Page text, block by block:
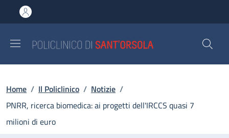
al contenuto principale
to footer content
Briciole di pane
Home / Il Policlinico / Notizie /
PNRR, ricerca biomedica: ai progetti dell'IRCCS quasi 7
milioni di euro